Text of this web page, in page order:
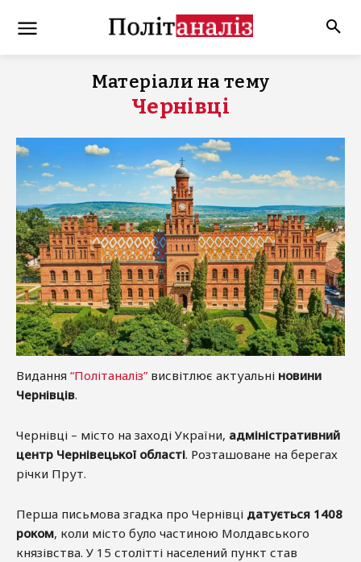
Матеріали на тему
Чернівці
Видання “Політаналіз” висвітлює актуальні новини
Чернівців.
Чернівці – місто на заході України, адміністративний
центр Чернівецької області. Розташоване на берегах
річки Прут.
Перша письмова згадка про Чернівці датується 1408
роком, коли місто було частиною Молдавського
князівства. У 15 столітті населений пункт став